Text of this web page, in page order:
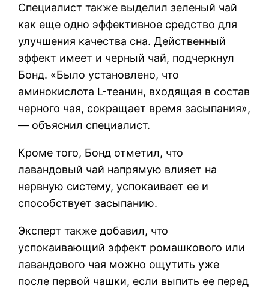
Специалист также выделил зеленый чай
как еще одно эффективное средство для
улучшения качества сна. Действенный
эффект имеет и черный чай, подчеркнул
Бонд. «Было установлено, что
аминокислота L-теанин, входящая в состав
черного чая, сокращает время засыпания»,
— объяснил специалист.
Кроме того, Бонд отметил, что
лавандовый чай напрямую влияет на
нервную систему, успокаивает ее и
способствует засыпанию.
Эксперт также добавил, что
успокаивающий эффект ромашкового или
лавандового чая можно ощутить уже
после первой чашки, если выпить ее перед